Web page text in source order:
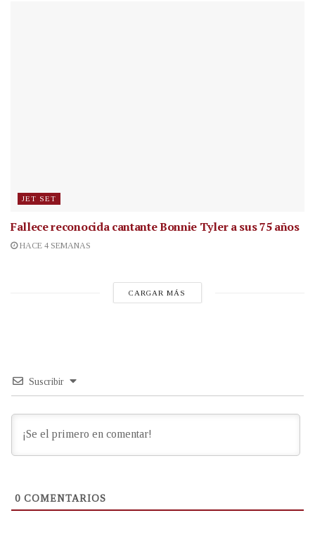
JET SET
Fallece reconocida cantanteBonnie Tyler a sus 75 años
HACE 4 SEMANAS
CARGAR MÁS
Suscribir
0 COMENTARIOS